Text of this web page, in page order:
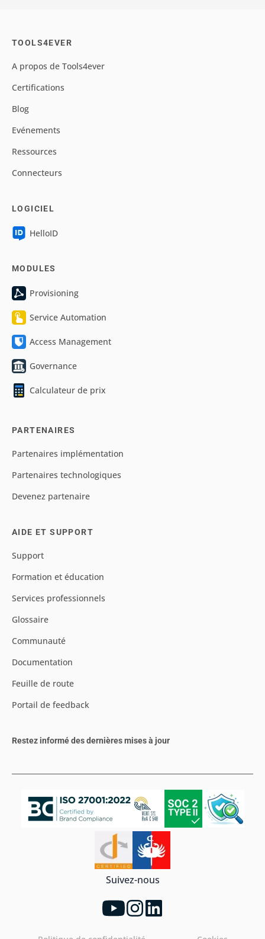
TOOLS4EVER
A propos de Tools4ever
Certifications
Blog
Evénements
Ressources
Connecteurs
LOGICIEL
HelloID
MODULES
Provisioning
Service Automation
Access Management
Governance
Calculateur de prix
PARTENAIRES
Partenaires implémentation
Partenaires technologiques
Devenez partenaire
AIDE ET SUPPORT
Support
Formation et éducation
Services professionnels
Glossaire
Communauté
Documentation
Feuille de route
Portail de feedback
Restez informé des dernières mises à jour
Suivez-nous